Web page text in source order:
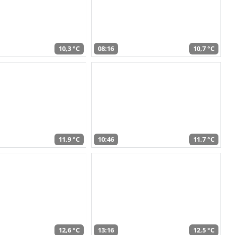
10,3 °C 08:16 10,7 °C
11,9 °C 10:46 11,7 °C
12,6 °C 13:16 12,5 °C